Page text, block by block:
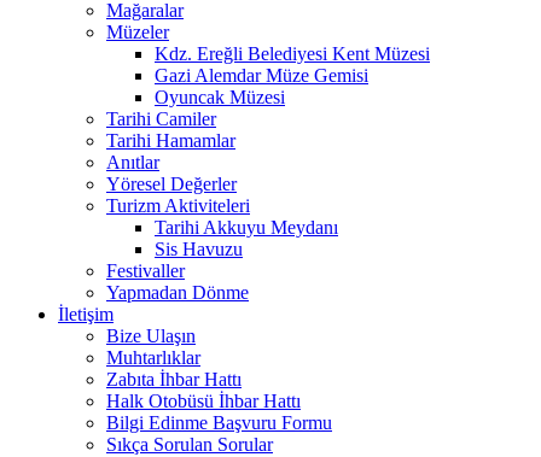
Mağaralar
Müzeler
Kdz. Ereğli Belediyesi Kent Müzesi
Gazi Alemdar Müze Gemisi
Oyuncak Müzesi
Tarihi Camiler
Tarihi Hamamlar
Anıtlar
Yöresel Değerler
Turizm Aktiviteleri
Tarihi Akkuyu Meydanı
Sis Havuzu
Festivaller
Yapmadan Dönme
İletişim
Bize Ulaşın
Muhtarlıklar
Zabıta İhbar Hattı
Halk Otobüsü İhbar Hattı
Bilgi Edinme Başvuru Formu
Sıkça Sorulan Sorular